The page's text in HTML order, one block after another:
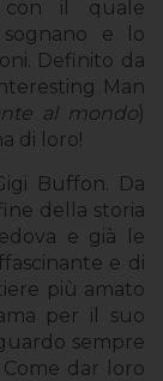
con il quale
e lo
Definito da
Man
al mondo)
di loro!
Buffon. Da
della storia
e già le
e di
più amato
per il suo
sempre
dar loro